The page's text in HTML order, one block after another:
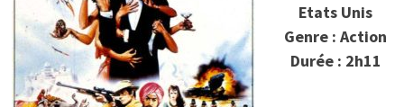
Etats Unis
Genre : Action
Durée : 2h11